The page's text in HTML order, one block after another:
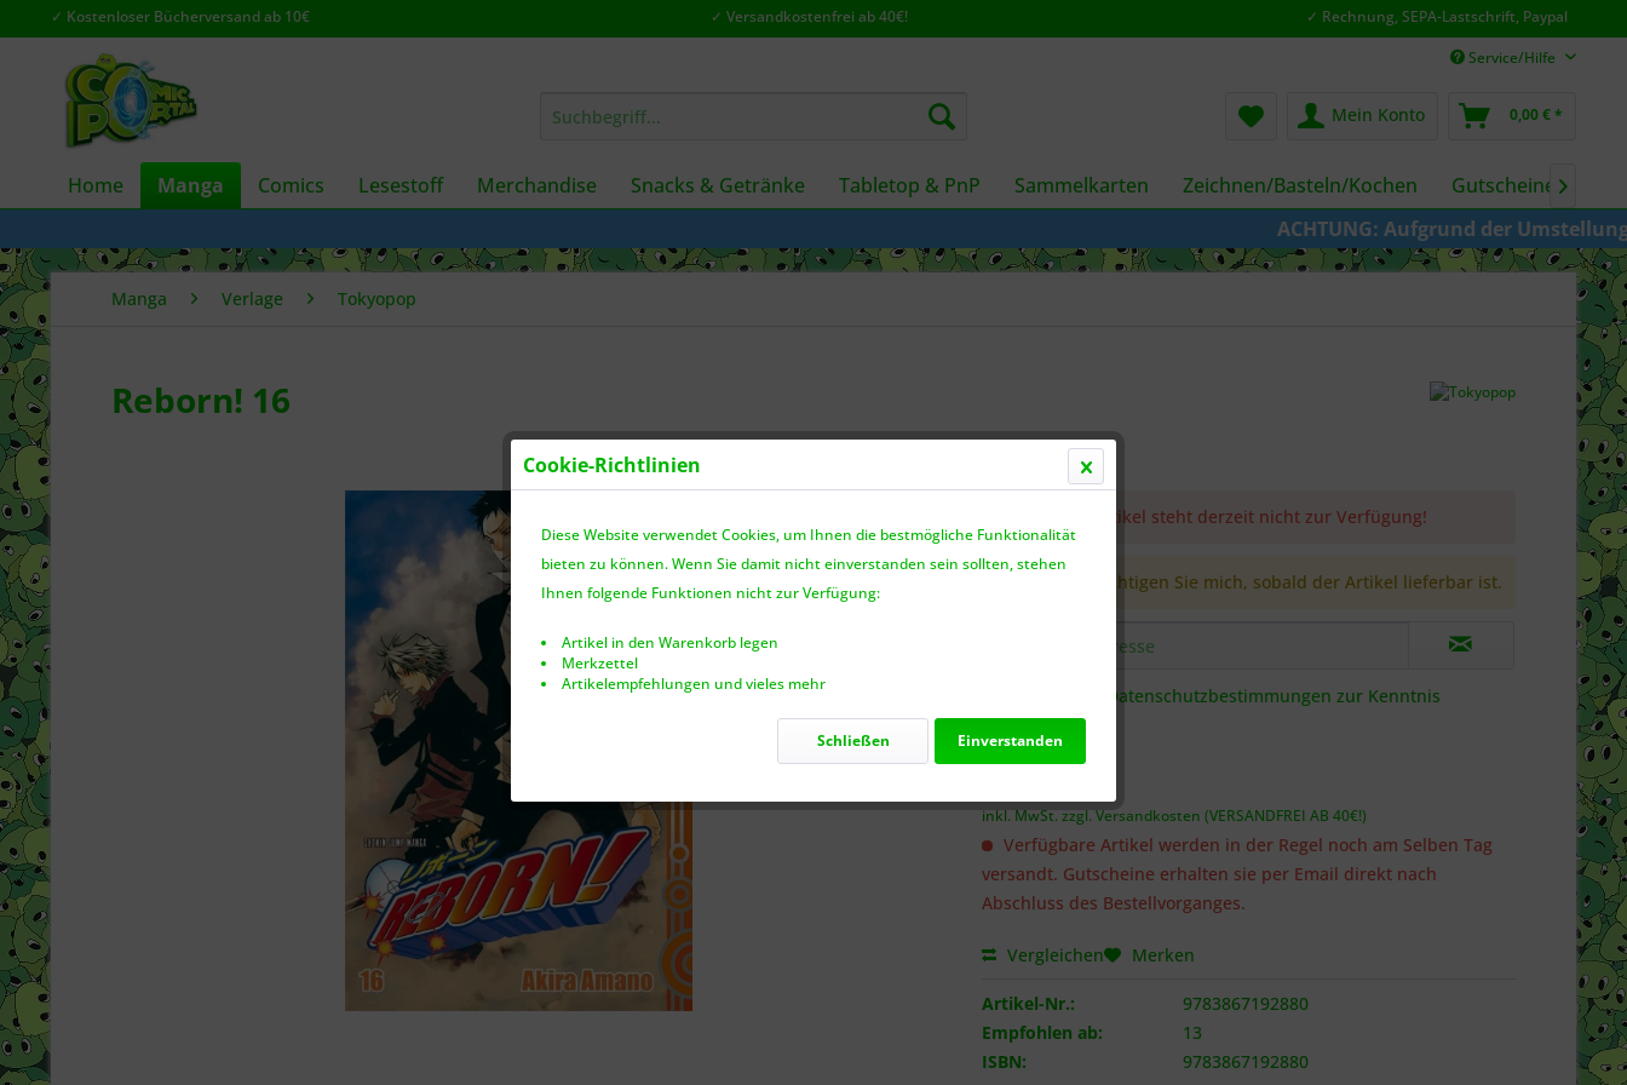
✓ Kostenloser Bücherversand ab 10€ ✓ Versandkostenfrei ab 40€!
✓ Rechnung, SEPA-Lastschrift, Paypal
Service/Hilfe
Mein Konto 0,00 € *
Home Manga Comics Lesestoff Merchandise Snacks & Getränke Tabletop & PnP Sammelkarten Zeichnen/Basteln/Kochen Gutscheine 
ACHTUNG: Aufgrund der Umstellung
Manga Verlage Tokyopop
Reborn! 16
Dieser Artikel steht derzeit nicht zur Verfügung!
Benachrichtigen Sie mich, sobald der Artikel lieferbar ist.
Datenschutzbestimmungen zur Kenntnis
genommen.
inkl. MwSt.zzgl. Versandkosten (VERSANDFREI AB 40€!)
Verfügbare Artikel werden in der Regel noch am Selben Tag
versandt. Gutscheine erhalten sie per Email direkt nach
Abschluss des Bestellvorganges.
Vergleichen Merken
Artikel-Nr.:
9783867192880
Empfohlen ab:
13
ISBN:
9783867192880
Cookie-Richtlinien
Diese Website verwendet Cookies, um Ihnen die bestmögliche Funktionalität
bieten zu können. Wenn Sie damit nicht einverstanden sein sollten, stehen
Ihnen folgende Funktionen nicht zur Verfügung:
Artikel in den Warenkorb legen
Merkzettel
Artikelempfehlungen und vieles mehr
Einverstanden
Schließen